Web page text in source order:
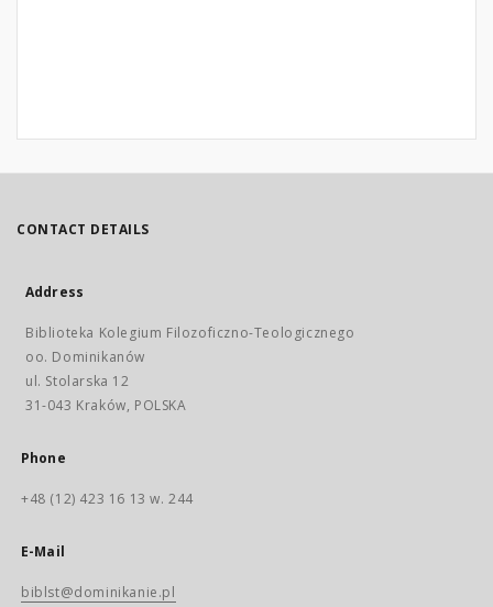
CONTACT DETAILS
Address
Biblioteka Kolegium Filozoficzno-Teologicznego
oo. Dominikanów
ul. Stolarska 12
31-043 Kraków, POLSKA
Phone
+48 (12) 423 16 13 w. 244
E-Mail
biblst@dominikanie.pl